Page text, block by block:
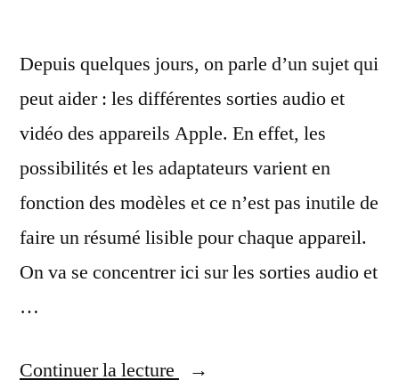
Depuis quelques jours, on parle d’un sujet qui
peut aider : les différentes sorties audio et
vidéo des appareils Apple. En effet, les
possibilités et les adaptateurs varient en
fonction des modèles et ce n’est pas inutile de
faire un résumé lisible pour chaque appareil.
On va se concentrer ici sur les sorties audio et
…
Continuer la lecture
« Les